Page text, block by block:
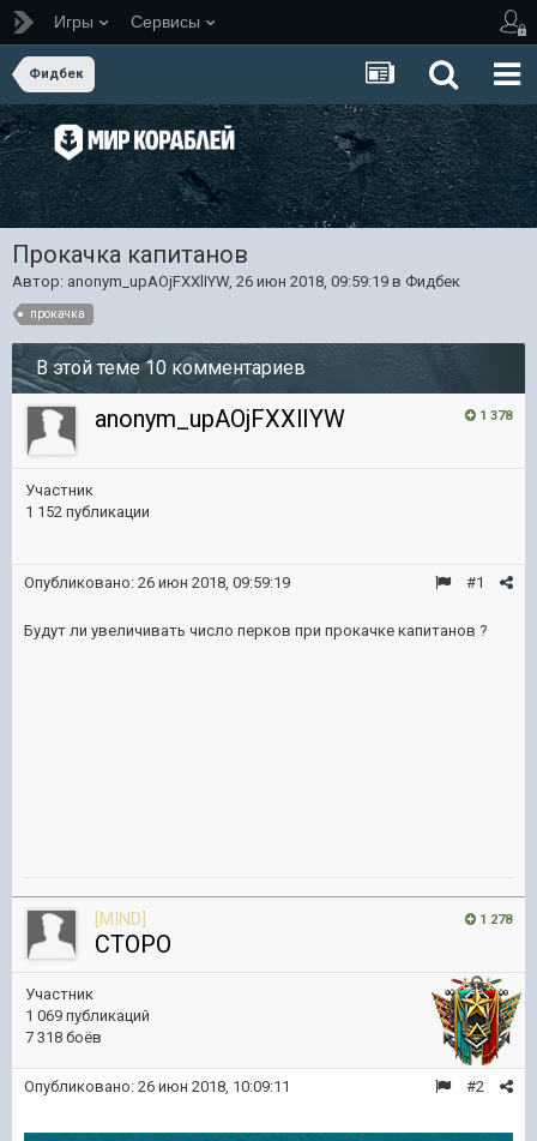
Игры Сервисы
Фидбек
Прокачка капитанов
Автор: anonym_upAOjFXXlIYW, 26 июн 2018, 09:59:19 в Фидбек
прокачка
В этой теме 10 комментариев
1 378
anonym_upAOjFXXlIYW
Участник
1 152 публикации
#1
Опубликовано: 26 июн 2018, 09:59:19
Будут ли увеличивать число перков при прокачке капитанов ?
1 278
[MIND]
CTOPO
Участник
1 069 публикаций
7 318 боёв
#2
Опубликовано: 26 июн 2018, 10:09:11